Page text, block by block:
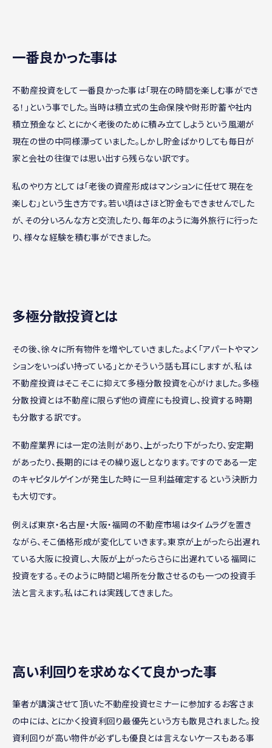
一番良かった事は
不動産投資をして一番良かった事は「現在の時間を楽しむ事ができ
る！」という事でした。当時は積立式の生命保険や財形貯蓄や社内
積立預金など、とにかく老後のために積み立てしようという風潮が
現在の世の中同様漂っていました。しかし貯金ばかりしても毎日が
家と会社の往復では思い出すら残らない訳です。
私のやり方としては「老後の資産形成はマンションに任せて現在を
楽しむ」という生き方です。若い頃はさほど貯金もできませんでした
が、その分いろんな方と交流したり、毎年のように海外旅行に行った
り、様々な経験を積む事ができました。
多極分散投資とは
その後、徐々に所有物件を増やしていきました。よく「アパートやマン
ションをいっぱい持っている」とかそういう話も耳にしますが、私は
不動産投資はそこそこに抑えて多極分散投資を心がけました。多極
分散投資とは不動産に限らず他の資産にも投資し、投資する時期
も分散する訳です。
不動産業界には一定の法則があり、上がったり下がったり、安定期
があったり、長期的にはその繰り返しとなります。ですのである一定
のキャピタルゲインが発生した時に一旦利益確定するという決断力
も大切です。
例えば東京・名古屋・大阪・福岡の不動産市場はタイムラグを置き
ながら、そこ価格形成が変化していきます。東京が上がったら出遅れ
ている大阪に投資し、大阪が上がったらさらに出遅れている福岡に
投資をする。そのように時間と場所を分散させるのも一つの投資手
法と言えます。私はこれは実践してきました。
高い利回りを求めなくて良かった事
筆者が講演させて頂いた不動産投資セミナーに参加するお客さま
の中には、とにかく投資利回り最優先という方も散見されました。投
資利回りが高い物件が必ずしも優良とは言えないケースもある事